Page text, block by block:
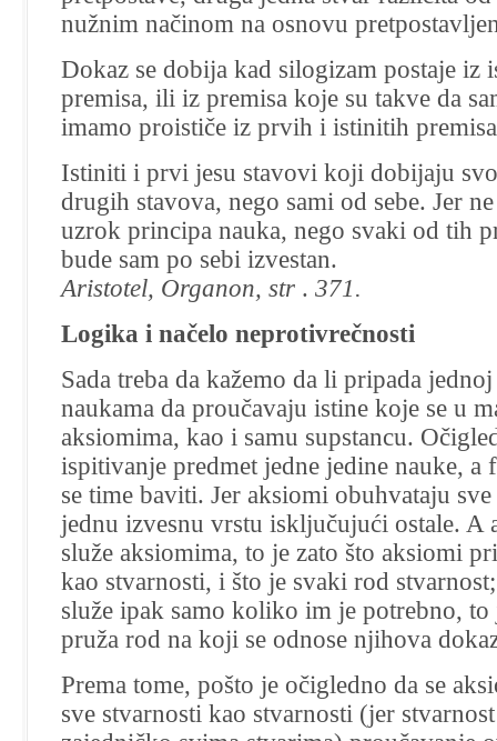
nužnim načinom na osnovu
Dokaz se dobija kad silogizam postaje
premisa, ili iz premisa koje su takve da
imamo proističe iz prvih i istinitih
Istiniti i prvi jesu stavovi koji dobijaju
drugih stavova, nego sami od sebe. Jer
uzrok principa nauka, nego svaki od tih
bude sam po sebi izvestan.
Aristotel, Organon, str . 371.
Logika i načelo neprotivrečnosti
Sada treba da kažemo da li pripada
naukama da proučavaju istine koje se u
aksiomima, kao i samu supstancu.
ispitivanje predmet jedne jedine nauke,
se time baviti. Jer aksiomi obuhvataju
jednu izvesnu vrstu isključujući ostale. A
služe aksiomima, to je zato što aksiomi
kao stvarnosti, i što je svaki rod
služe ipak samo koliko im je potrebno, to
pruža rod na koji se odnose njihova
Prema tome, pošto je očigledno da se
sve stvarnosti kao stvarnosti (jer